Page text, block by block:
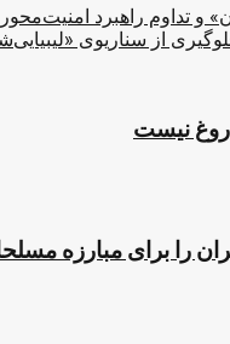
و تداوم راهبرد امنیت‌محور
از سناریوی
نیست
را برای مبارزه